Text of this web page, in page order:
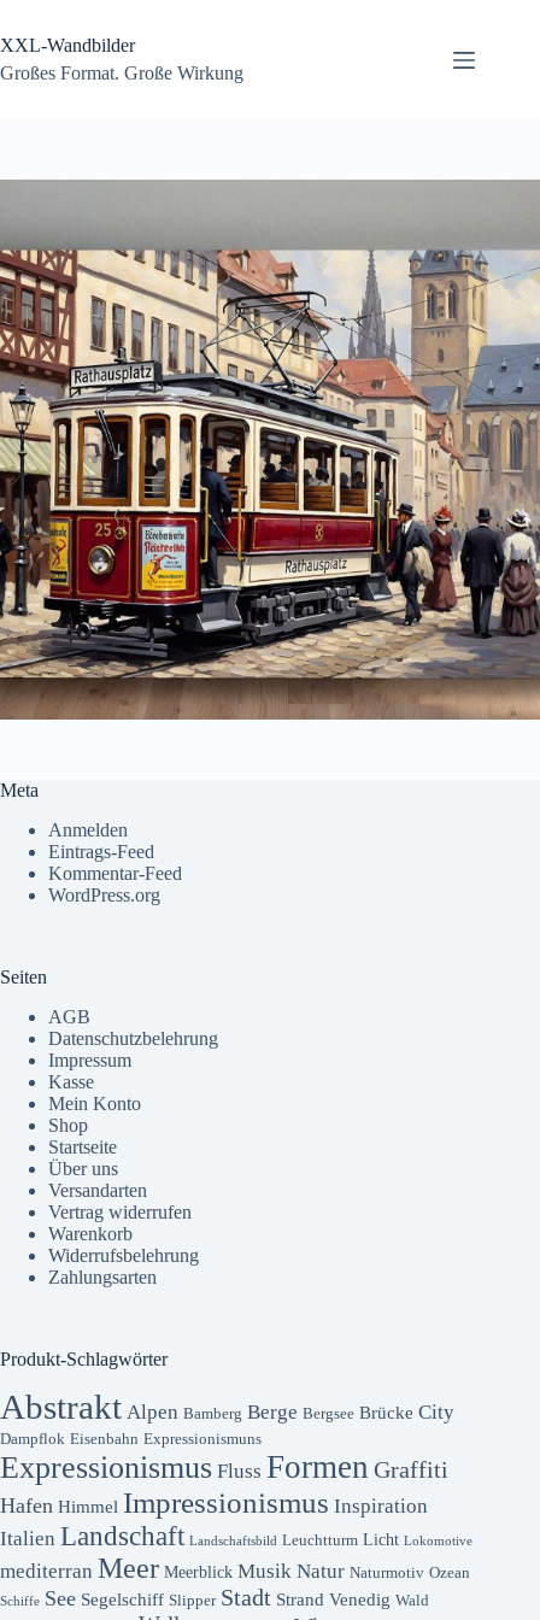
springen
XXL-Wandbilder
Großes Format. Große Wirkung
Meta
Anmelden
Eintrags-Feed
Kommentar-Feed
WordPress.org
Seiten
AGB
Datenschutzbelehrung
Impressum
Kasse
Mein Konto
Shop
Startseite
Über uns
Versandarten
Vertrag widerrufen
Warenkorb
Widerrufsbelehrung
Zahlungsarten
Produkt-Schlagwörter
Abstrakt Alpen Bamberg Berge Bergsee Brücke City
Dampflok Eisenbahn Expressionismuns
Expressionismus Fluss Formen Graffiti
Hafen Himmel Impressionismus Inspiration
Italien Landschaft Landschaftsbild Leuchtturm Licht Lokomotive
mediterran Meer Meerblick Musik Natur Naturmotiv Ozean
Schiffe See Segelschiff Slipper Stadt Strand Venedig Wald